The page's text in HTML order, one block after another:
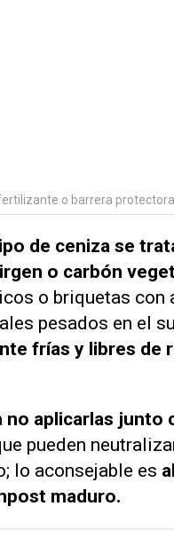
o barrera
de ceniza se
o carbón
o briquetas con
pesados en el
frías y libres de
no aplicarlas junto
pueden
lo aconsejable es
maduro.